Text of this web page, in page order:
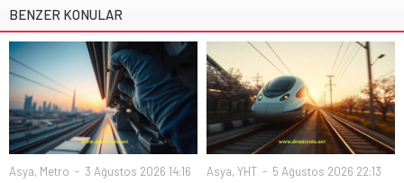
BENZER KONULAR
Asya, Metro 3 Ağustos 2026 14:16 Asya, YHT 5 Ağustos 2026 22:13